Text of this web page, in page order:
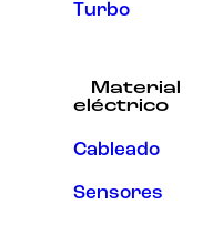
Turbo
Material
eléctrico
Cableado
Sensores